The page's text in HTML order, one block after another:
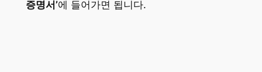
증명서’에 들어가면 됩니다.